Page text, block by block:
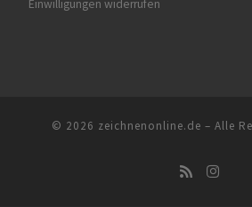
Einwilligungen widerrufen
© 2026 zeichnenonline.de – Alle